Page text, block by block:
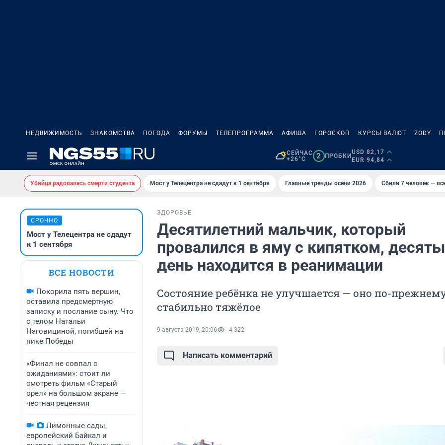
НЕДВИЖИМОСТЬ ЗНАКОМСТВА ПОГОДА ФОРУМЫ ТЕЛЕПРОГРАММА АФИША ГОРОСКОП КУРСЫ ВАЛЮТ ZODY
СЕЙЧАС
+26°C
2 ПРОБКИ
USD 82,17
EUR 94,84
Убийца радовалась смерти студента Мост у Телецентра не сдадут к 1 сентября Главные тренды осени 2026 Сбили 7 человек —
СРОЧНО
Мост у Телецентра не сдадут
к 1 сентября
ВСЕ НОВОСТИ
Покорила пять вершин,
оставила предсмертную
записку и послание сыну. Что
с телом Натальи
Наговициной, погибшей на
пике Победы
«Финал не совпал с
ожиданиями»: стоит ли
смотреть фильм «Старый
орел» на большом экране —
честная рецензия
Лимонные сады,
европейский Байкал и
ЗДОРОВЬЕ
Десятилетний мальчик, который
провалился в яму с кипятком,
день находится в реанимации
Состояние ребёнка не улучшается — оно по-
стабильно тяжёлое
9 августа 2019, 20:06 4 322
Написать комментарий